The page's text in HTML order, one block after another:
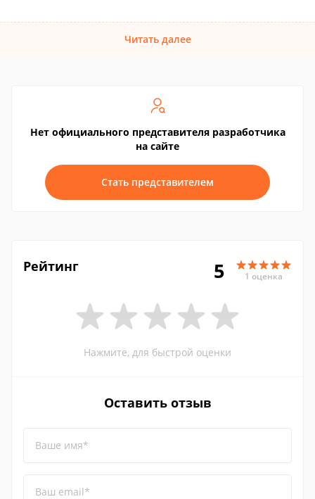
Читать далее
Нет официального представителя разработчика
на сайте
Стать представителем
Рейтинг 5 1 оценка
Нажмите, для быстрой оценки
Оставить отзыв
Ваше имя*
Ваш email*